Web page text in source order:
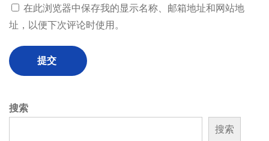
在此浏览器中保存我的显示名称、邮箱地址和网站地
址，以便下次评论时使用。
搜索
搜索